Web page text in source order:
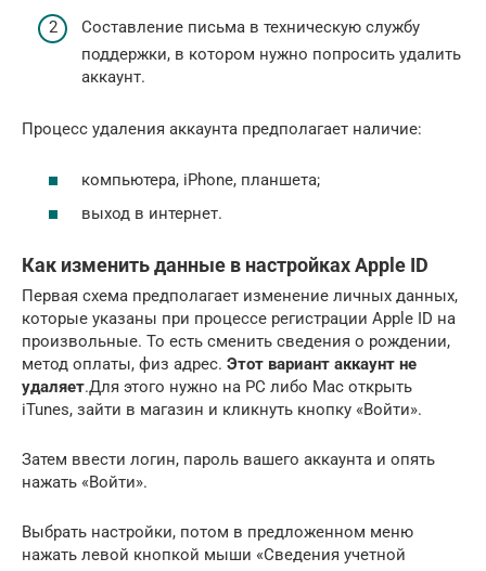
Составление письма в техническую службу
поддержки, в котором нужно попросить удалить
аккаунт.
Процесс удаления аккаунта предполагает наличие:
компьютера, iPhone, планшета;
выход в интернет.
Как изменить данные в настройках Apple ID
Первая схема предполагает изменение личных данных,
которые указаны при процессе регистрации Apple ID на
произвольные. То есть сменить сведения о рождении,
метод оплаты, физ адрес. Этот вариант аккаунт не
удаляет.Для этого нужно на PC либо Mac открыть
iTunes, зайти в магазин и кликнуть кнопку «Войти».
Затем ввести логин, пароль вашего аккаунта и опять
нажать «Войти».
Выбрать настройки, потом в предложенном меню
нажать левой кнопкой мыши «Сведения учетной